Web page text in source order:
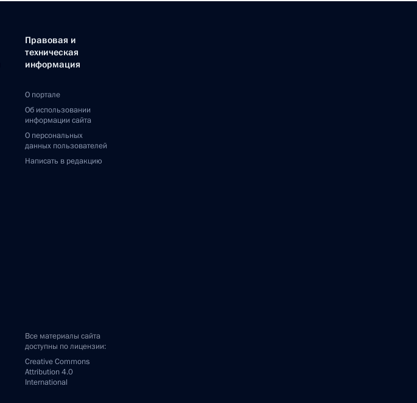
Правовая и
техническая
информация
О портале
Об использовании
информации сайта
О персональных
данных пользователей
Написать в редакцию
Все материалы сайта
доступны по лицензии:
Creative Commons
Attribution 4.0
International